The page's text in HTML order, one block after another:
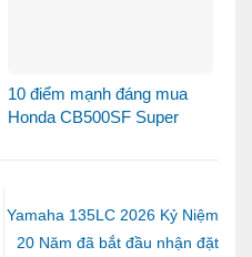
10 điểm mạnh đáng mua
Honda CB500SF Super
Yamaha 135LC 2026 Kỷ Niệm
20 Năm đã bắt đầu nhận đặt